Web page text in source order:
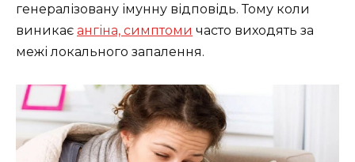
генералізовану імунну відповідь. Тому коли
виникає ангіна, симптоми часто виходять за
межі локального запалення.